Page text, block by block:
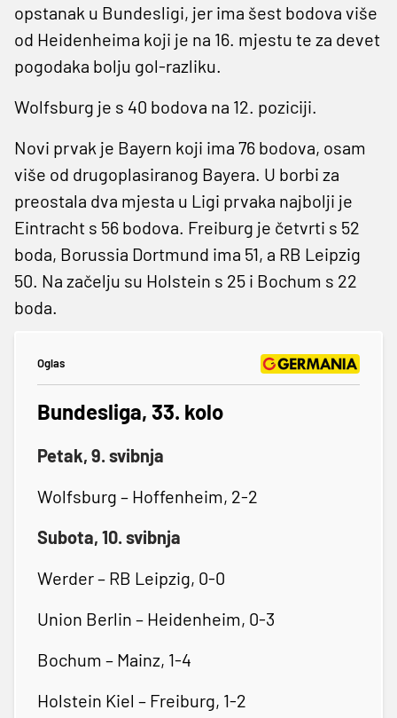
opstanak u Bundesligi, jer ima šest bodova više
od Heidenheima koji je na 16. mjestu te za devet
pogodaka bolju gol-razliku.
Wolfsburg je s 40 bodova na 12. poziciji.
Novi prvak je Bayern koji ima 76 bodova, osam
više od drugoplasiranog Bayera. U borbi za
preostala dva mjesta u Ligi prvaka najbolji je
Eintracht s 56 bodova. Freiburg je četvrti s 52
boda, Borussia Dortmund ima 51, a RB Leipzig
50. Na začelju su Holstein s 25 i Bochum s 22
boda.
Oglas
Bundesliga, 33. kolo
Petak, 9. svibnja
Wolfsburg – Hoffenheim, 2-2
Subota, 10. svibnja
Werder – RB Leipzig, 0-0
Union Berlin – Heidenheim, 0-3
Bochum – Mainz, 1-4
Holstein Kiel – Freiburg, 1-2